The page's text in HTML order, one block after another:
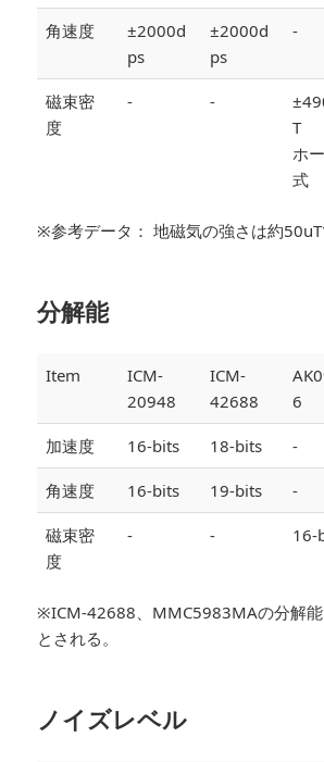
角速度
±2000d
ps
±2000d
ps
-
磁束密
度
- -
T
ホ
式
※参考データ： 地磁気の強さは約50uT
分解能
Item
ICM-
20948
ICM-
42688
6
加速度 16-bits 18-bits -
角速度 16-bits 19-bits -
磁束密
度
- - 16-
※ICM-42688、MMC5983MAの分解能
とされる。
ノイズレベル